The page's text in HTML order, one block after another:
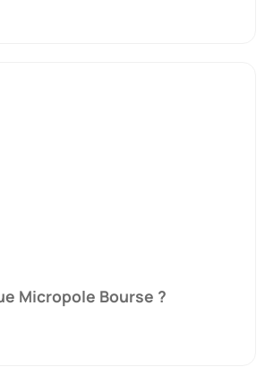
Micropole Bourse ?